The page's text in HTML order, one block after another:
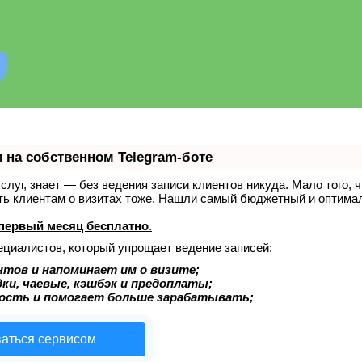
собственном Telegram-боте
знает — без ведения записи клиентов никуда. Мало того,
клиентам о визитах тоже. Нашли самый бюджетный и
месяц бесплатно.
который упрощает ведение записей:
и напоминает им о визите;
чаевые, кэшбэк и предоплаты;
и помогает больше зарабатывать;
сервисом